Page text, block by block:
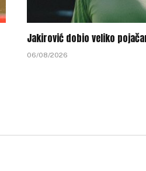
Jakirović dobio veliko
06/08/2026